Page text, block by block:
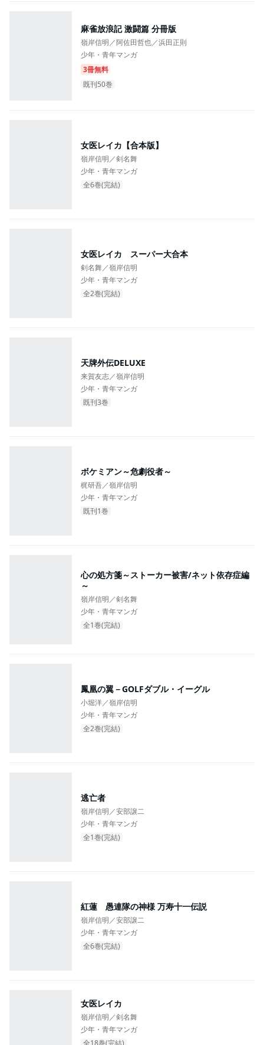
麻雀放浪記 激闘篇 分冊版
嶺岸信明／阿佐田哲也／浜田正則
少年・青年マンガ
3冊無料
既刊50巻
女医レイカ【合本版】
嶺岸信明／剣名舞
少年・青年マンガ
全6巻(完結)
女医レイカ スーパー大合本
剣名舞／嶺岸信明
少年・青年マンガ
全2巻(完結)
天牌外伝DELUXE
来賀友志／嶺岸信明
少年・青年マンガ
既刊3巻
ボケミアン～危劇役者～
梶研吾／嶺岸信明
少年・青年マンガ
既刊1巻
心の処方箋～ストーカー被害/ネット依存症編
～
嶺岸信明／剣名舞
少年・青年マンガ
全1巻(完結)
鳳凰の翼－GOLFダブル・イーグル
小堀洋／嶺岸信明
少年・青年マンガ
全2巻(完結)
逃亡者
嶺岸信明／安部譲二
少年・青年マンガ
全1巻(完結)
紅蓮 愚連隊の神様 万寿十一伝説
嶺岸信明／安部譲二
少年・青年マンガ
全6巻(完結)
女医レイカ
嶺岸信明／剣名舞
少年・青年マンガ
全18巻(完結)